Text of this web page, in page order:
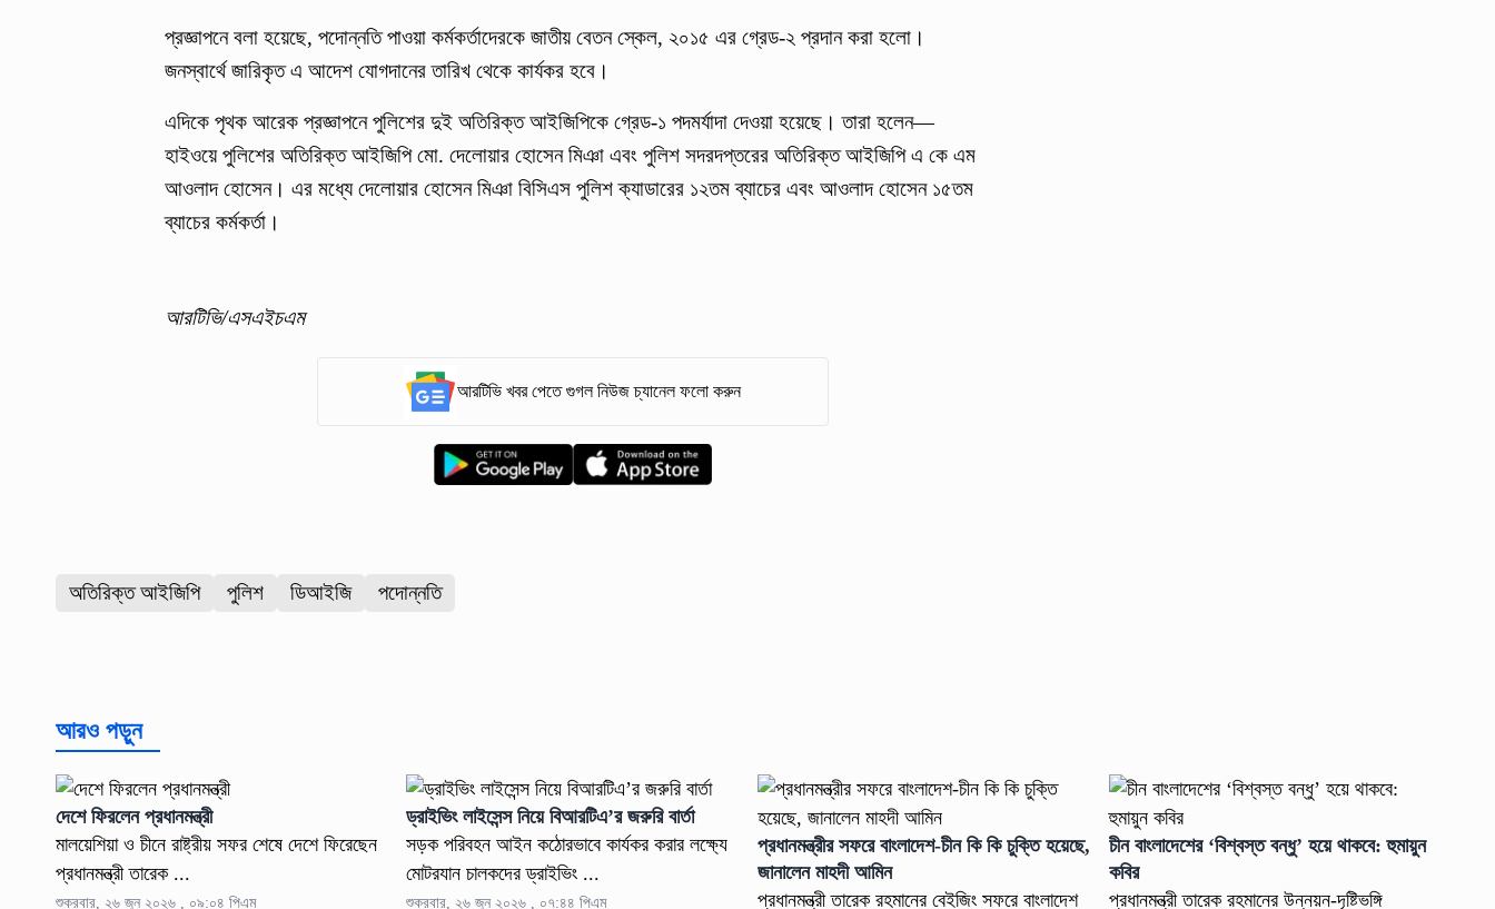
প্রজ্ঞাপনে বলা হয়েছে, পদোন্নতি পাওয়া কর্মকর্তাদেরকে জাতীয় বেতন স্কেল, ২০১৫ এর গ্রেড-২ প্রদান করা হলো।
জনস্বার্থে জারিকৃত এ আদেশ যোগদানের তারিখ থেকে কার্যকর হবে।
এদিকে পৃথক আরেক প্রজ্ঞাপনে পুলিশের দুই অতিরিক্ত আইজিপিকে গ্রেড-১ পদমর্যাদা দেওয়া হয়েছে। তারা হলেন—
হাইওয়ে পুলিশের অতিরিক্ত আইজিপি মো. দেলোয়ার হোসেন মিঞা এবং পুলিশ সদরদপ্তরের অতিরিক্ত আইজিপি এ কে এম
আওলাদ হোসেন। এর মধ্যে দেলোয়ার হোসেন মিঞা বিসিএস পুলিশ ক্যাডারের ১২তম ব্যাচের এবং আওলাদ হোসেন ১৫তম
ব্যাচের কর্মকর্তা।
আরটিভি/এসএইচএম
আরটিভি খবর পেতে গুগল নিউজ চ্যানেল ফলো করুন
অতিরিক্ত আইজিপি পুলিশ ডিআইজি পদোন্নতি
আরও পড়ুন
দেশে ফিরলেন প্রধানমন্ত্রী
মালয়েশিয়া ও চীনে রাষ্ট্রীয় সফর শেষে দেশে ফিরেছেন
প্রধানমন্ত্রী তারেক ...
শুক্রবার, ২৬ জুন ২০২৬ , ০৯:০৪ পিএম
ড্রাইভিং লাইসেন্স নিয়ে বিআরটিএ’র জরুরি বার্তা
সড়ক পরিবহন আইন কঠোরভাবে কার্যকর করার লক্ষ্যে
মোটরযান চালকদের ড্রাইভিং ...
শুক্রবার, ২৬ জুন ২০২৬ , ০৭:৪৪ পিএম
প্রধানমন্ত্রীর সফরে বাংলাদেশ-চীন কি কি চুক্তি হয়েছে,
জানালেন মাহদী আমিন
প্রধানমন্ত্রী তারেক রহমানের বেইজিং সফরে বাংলাদেশ
চীন বাংলাদেশের ‘বিশ্বস্ত বন্ধু’ হয়ে থাকবে: হুমায়ুন
কবির
প্রধানমন্ত্রী তারেক রহমানের উন্নয়ন-দৃষ্টিভঙ্গি